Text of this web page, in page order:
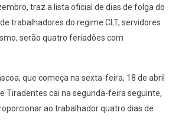
traz a lista oficial de dias de folga do
trabalhadores do regime CLT, servidores
serão quatro feriadões com
que começa na sexta-feira, 18 de abril
Tiradentes cai na segunda-feira seguinte,
ao trabalhador quatro dias de